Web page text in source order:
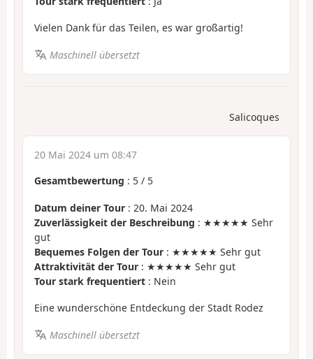
Vielen Dank für das Teilen, es war großartig!
Maschinell übersetzt
Salicoques
20 Mai 2024 um 08:47
Gesamtbewertung : 5 / 5
Datum deiner Tour : 20. Mai 2024
Zuverlässigkeit der Beschreibung : ★★★★★ Sehr
gut
Bequemes Folgen der Tour : ★★★★★ Sehr gut
Attraktivität der Tour : ★★★★★ Sehr gut
Tour stark frequentiert : Nein
Eine wunderschöne Entdeckung der Stadt Rodez
Maschinell übersetzt